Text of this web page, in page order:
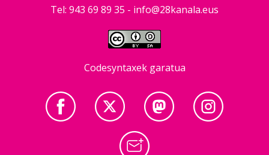
Tel: 943 69 89 35 - info@28kanala.eus
Codesyntaxek garatua